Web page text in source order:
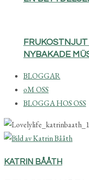
NYBAKADE
BLOGGAR
oM OSS
BLOGGA HOS OSS
KATRIN BÅÅTH